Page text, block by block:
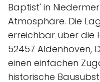
Baptist' in
Atmosphäre. Die
erreichbar über die
52457 Aldenhoven,
einen einfachen
historische